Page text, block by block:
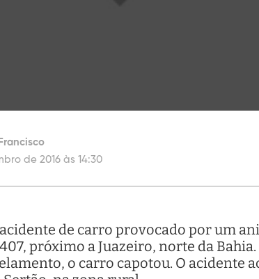
de 2016 às 14:30
de carro provocado por um
próximo a Juazeiro, norte da
o carro capotou. O acidente